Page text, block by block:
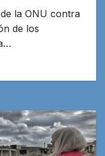
la ONU contra
de los